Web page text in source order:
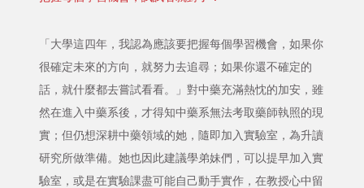
「大學這四年，我認為應該要把握每個學習機會，如果你
很確定未來的方向，就努力去追尋；如果你還不確定的
話，就什麼都去嘗試看看。」對中藥充滿熱忱的加安，雖
然在進入中藥系後，才得知中藥系無法考取藥師執照的現
實；但仍想深耕中藥領域的她，隨即加入實驗室，為升讀
研究所做準備。她也因此建議學弟妹們，可以提早加入實
驗室，或是在實驗課盡可能自己動手實作，在教授心中留